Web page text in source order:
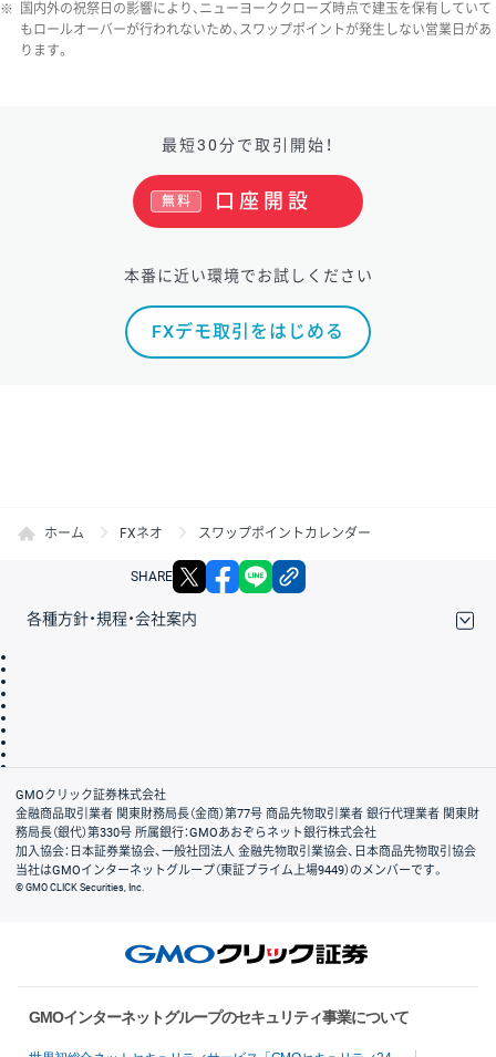
※
国内外の祝祭日の影響により、ニューヨーククローズ時点で建玉を保有していて
もロールオーバーが行われないため、スワップポイントが発生しない営業日があ
ります。
最短30分で取引開始！
口座開設
無料
本番に近い環境でお試しください
FXデモ取引をはじめる
ホーム FXネオ スワップポイントカレンダー
SHARE X facebook
各種方針・規程・会社案内
会社案内
GMOクリック証券株式会社
金融商品取引業者 関東財務局長（金商）第77号 商品先物取引業者 銀行代理業者 関東財
務局長（銀代）第330号 所属銀行：GMOあおぞらネット銀行株式会社
加入協会：日本証券業協会、一般社団法人 金融先物取引業協会、日本商品先物取引協会
当社はGMOインターネットグループ（東証プライム上場9449）のメンバーです。
© GMO CLICK Securities, Inc.
GMOインターネットグループのセキュリティ事業について